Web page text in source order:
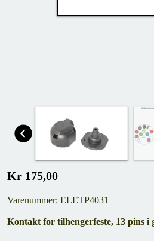
Kr 175,00
Varenummer: ELETP4031
Kontakt for tilhengerfeste, 13 pins i